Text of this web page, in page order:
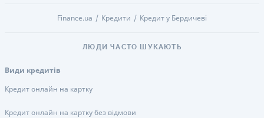
Finance.ua Кредити Кредит у Бердичеві
ЛЮДИ ЧАСТО ШУКАЮТЬ
Види кредитів
Кредит онлайн на картку
Кредит онлайн на картку без відмови